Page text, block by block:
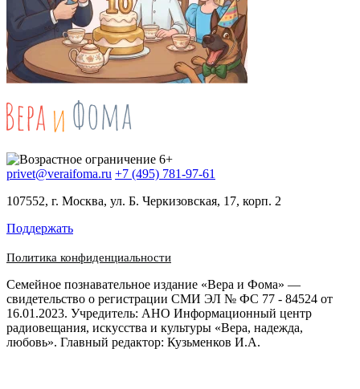
privet@veraifoma.ru +7 (495) 781-97-61
107552, г. Москва, ул. Б. Черкизовская, 17, корп. 2
Поддержать
Политика конфиденциальности
Семейное познавательное издание «Вера и Фома» —
свидетельство о регистрации СМИ ЭЛ № ФС 77 - 84524 от
16.01.2023. Учредитель: АНО Информационный центр
радиовещания, искусства и культуры «Вера, надежда,
любовь». Главный редактор: Кузьменков И.А.